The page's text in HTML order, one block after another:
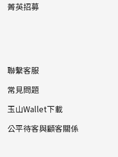
菁英招募
聯繫客服
常見問題
玉山Wallet下載
公平待客與顧客關係